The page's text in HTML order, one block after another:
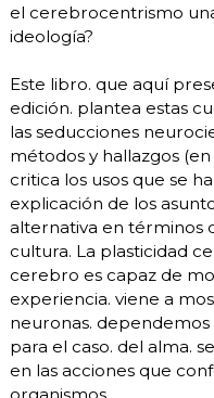
el cerebrocentrismo
ideología?
Este libro. que aquí
edición. plantea estas
las seducciones
métodos y hallazgos
critica los usos que se
explicación de los
alternativa en términos
cultura. La plasticidad
cerebro es capaz de
experiencia. viene a
neuronas. dependemos
para el caso. del alma.
en las acciones que